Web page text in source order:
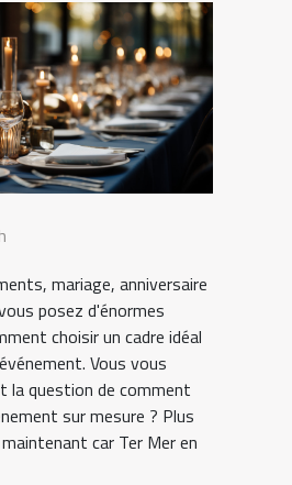
mariage, anniversaire
posez d'énormes
choisir un cadre idéal
Vous vous
la question de comment
sur mesure ? Plus
car Ter Mer en